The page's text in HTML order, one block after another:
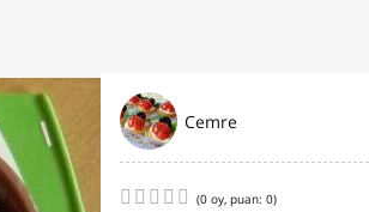
Cemre
(0 oy, puan: 0)